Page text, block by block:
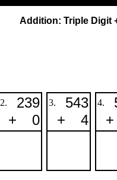
Addition: Triple Digit
2.
239
+
0
3.
543
+
4
4.
+